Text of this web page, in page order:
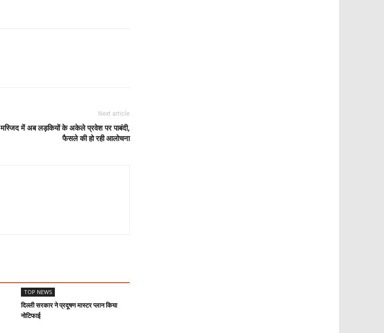
Next article
मस्जिद में अब लड़कियों के अकेले प्रवेश पर पाबंदी,
फैसले की हो रही आलोचना
TOP NEWS
दिल्ली सरकार ने प्रदूषण मास्टर प्लान किया
नोटिफाई